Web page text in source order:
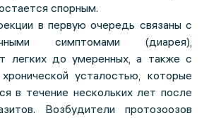
спорным.
в первую очередь связаны с
симптомами (диарея),
легких до умеренных, а также с
усталостью, которые
в течение нескольких лет после
Возбудители протозоозов